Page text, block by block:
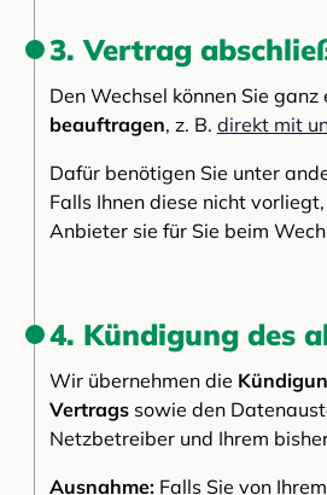
3. Vertrag
Den Wechsel können Sie ganz
beauftragen, z. B. direkt mit
Dafür benötigen Sie unter
Falls Ihnen diese nicht
Anbieter sie für Sie beim
4. Kündigung des
Wir übernehmen die
Vertrags sowie den
Netzbetreiber und Ihrem
Ausnahme: Falls Sie von Ihrem